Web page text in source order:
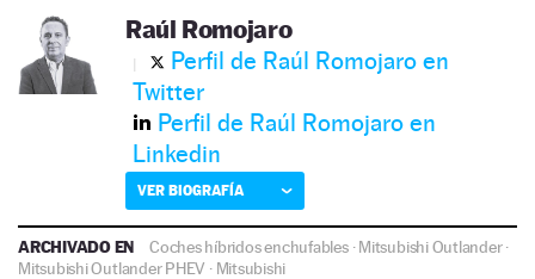
Raúl Romojaro
Perfil de Raúl Romojaro en
Twitter
Perfil de Raúl Romojaro en
Linkedin
VER BIOGRAFÍA
ARCHIVADO EN Coches híbridos enchufables·Mitsubishi Outlander·
Mitsubishi Outlander PHEV · Mitsubishi